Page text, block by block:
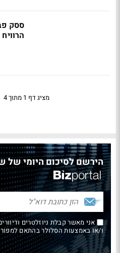
ססק
מציג דף 1 מתוך 4
הירשם לסיכום היומי של
אני מאשר קבלת ניוזלטרים
ו/או באמצעות הסלולר בהתאם למפורט בסעיף 10